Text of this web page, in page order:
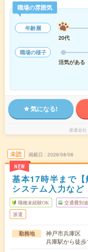
職場の雰囲気
年齢層
20代
職場の様子
活気がある
気になる!
派遣会社
未読
NEW
掲載日 2026/08/06
基本17時半まで
システム入力など
職種未経験OK 交通費別
派遣
勤務地
神戸市兵庫区
兵庫駅から徒